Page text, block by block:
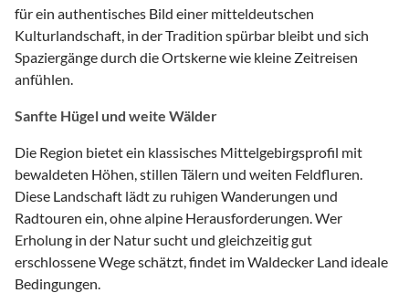
für ein authentisches Bild einer mitteldeutschen
Kulturlandschaft, in der Tradition spürbar bleibt und sich
Spaziergänge durch die Ortskerne wie kleine Zeitreisen
anfühlen.
Sanfte Hügel und weite Wälder
Die Region bietet ein klassisches Mittelgebirgsprofil mit
bewaldeten Höhen, stillen Tälern und weiten Feldfluren.
Diese Landschaft lädt zu ruhigen Wanderungen und
Radtouren ein, ohne alpine Herausforderungen. Wer
Erholung in der Natur sucht und gleichzeitig gut
erschlossene Wege schätzt, findet im Waldecker Land ideale
Bedingungen.